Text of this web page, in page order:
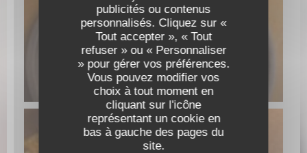
publicités ou contenus
personnalisés. Cliquez sur «
Tout accepter », « Tout
refuser » ou « Personnaliser
» pour gérer vos préférences.
Vous pouvez modifier vos
choix à tout moment en
cliquant sur l'icône
représentant un cookie en
bas à gauche des pages du
site.
MAGRET DE CANARD COLORADO